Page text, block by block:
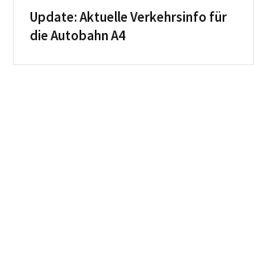
Update: Aktuelle Verkehrsinfo für
die Autobahn A4